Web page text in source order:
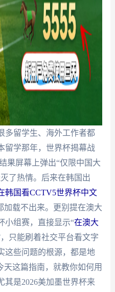
多留学生、海外工作者都
学那年，世界杯揭幕战
果屏幕上弹出“仅限中国大
了热情。后来在韩国出
韩国看CCTV5世界杯中文
加载不出来。更别提在澳大
小组赛，直接显示“在澳大
只能刷着社交平台看文字
这些问题的根源，都是地
天这篇指南，就教你如何用
其是2026美加墨世界杯来